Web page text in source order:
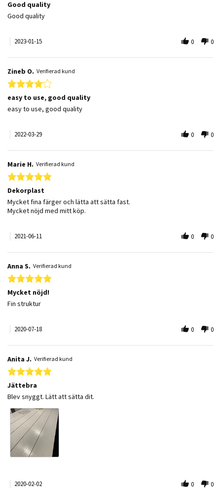
Good quality
Review by Carime K. on 15 Jan 2023
review stating Good quality
Good quality
2023-01-15 0 0
Zineb O. Verifierad kund
4.0 star rating
easy to use, good quality
Review by Zineb O. on 29 Mar 2022
review stating easy to use, good quality
easy to use, good quality
2022-03-29 0 0
Marie H. Verifierad kund
5.0 star rating
Dekorplast
Review by Marie H. on 11 Jun 2021
review stating Dekorplast
Mycket fina färger och lätta att sätta fast.
Mycket nöjd med mitt köp.
2021-06-11 0 0
Anna S. Verifierad kund
5.0 star rating
Mycket nöjd!
Review by Anna S. on 18 Jul 2020
review stating Mycket nöjd!
Fin struktur
2020-07-18 0 0
Anita J. Verifierad kund
5.0 star rating
Jättebra
Review by Anita J. on 2 Feb 2020
review stating Jättebra
Blev snyggt. Lätt att sätta dit.
2020-02-02 0 0